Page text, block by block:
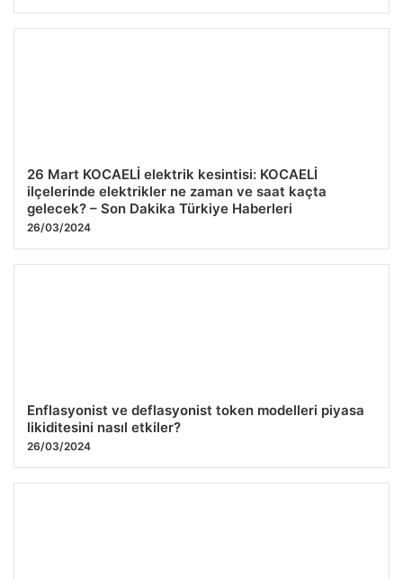
26 Mart KOCAELİ elektrik kesintisi: KOCAELİ
ilçelerinde elektrikler ne zaman ve saat kaçta
gelecek? – Son Dakika Türkiye Haberleri
26/03/2024
Enflasyonist ve deflasyonist token modelleri piyasa
likiditesini nasıl etkiler?
26/03/2024